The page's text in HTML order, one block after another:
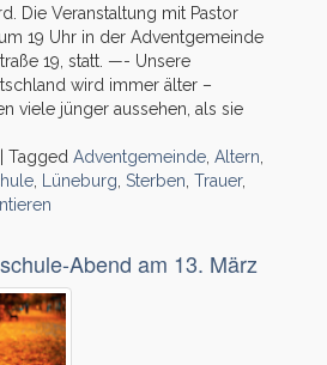
Die Veranstaltung mit Pastor
19 Uhr in der Adventgemeinde
19, statt. —- Unsere
wird immer älter –
viele jünger aussehen, als sie
Tagged Adventgemeinde Altern
Lüneburg Sterben Trauer,
Abend am 13. März